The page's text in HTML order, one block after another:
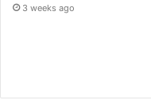
3 weeks ago